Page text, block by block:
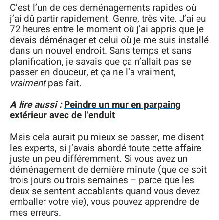
C’est l’un de ces déménagements rapides où
j’ai dû partir rapidement. Genre, très vite. J’ai eu
72 heures entre le moment où j’ai appris que je
devais déménager et celui où je me suis installé
dans un nouvel endroit. Sans temps et sans
planification, je savais que ça n’allait pas se
passer en douceur, et ça ne l’a vraiment,
vraimentpas fait.
A lire aussi :Peindre un mur en parpaing
extérieur avec de l’enduit
Mais cela aurait pu mieux se passer, me disent
les experts, si j’avais abordé toute cette affaire
juste un peu différemment. Si vous avez un
déménagement de dernière minute (que ce soit
trois jours ou trois semaines – parce que les
deux se sentent accablants quand vous devez
emballer votre vie), vous pouvez apprendre de
mes erreurs.